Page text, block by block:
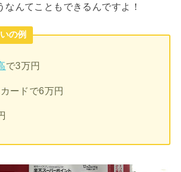
なんてこともできるんですよ！
の例
で3万円
ードで6万円